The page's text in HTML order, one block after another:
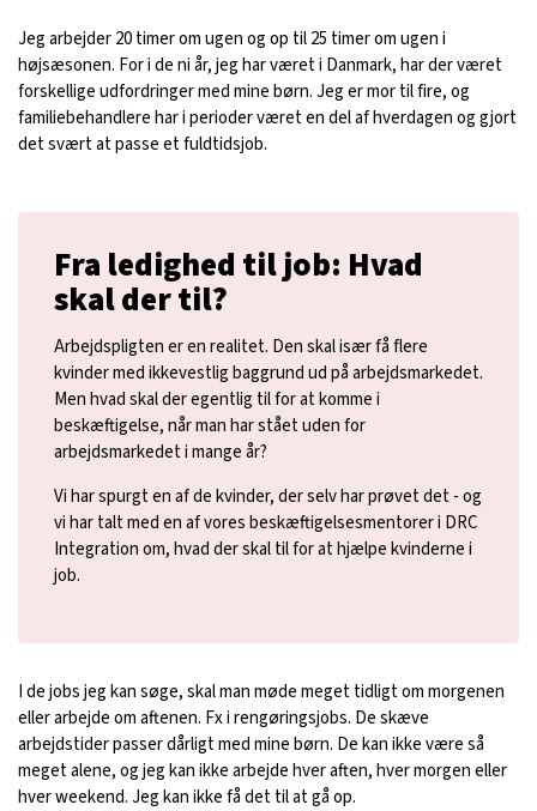
Jeg arbejder 20 timer om ugen og op til 25 timer om ugen i
højsæsonen. For i de ni år, jeg har været i Danmark, har der været
forskellige udfordringer med mine børn. Jeg er mor til fire, og
familiebehandlere har i perioder været en del af hverdagen og gjort
det svært at passe et fuldtidsjob.
Fra ledighed til job: Hvad
skal der til?
Arbejdspligten er en realitet. Den skal især få flere
kvinder med ikkevestlig baggrund ud på arbejdsmarkedet.
Men hvad skal der egentlig til for at komme i
beskæftigelse, når man har stået uden for
arbejdsmarkedet i mange år?
Vi har spurgt en af de kvinder, der selv har prøvet det - og
vi har talt med en af vores beskæftigelsesmentorer i DRC
Integration om, hvad der skal til for at hjælpe kvinderne i
job.
I de jobs jeg kan søge, skal man møde meget tidligt om morgenen
eller arbejde om aftenen. Fx i rengøringsjobs. De skæve
arbejdstider passer dårligt med mine børn. De kan ikke være så
meget alene, og jeg kan ikke arbejde hver aften, hver morgen eller
hver weekend. Jeg kan ikke få det til at gå op.